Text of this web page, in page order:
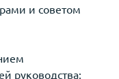
и советом
руководства;